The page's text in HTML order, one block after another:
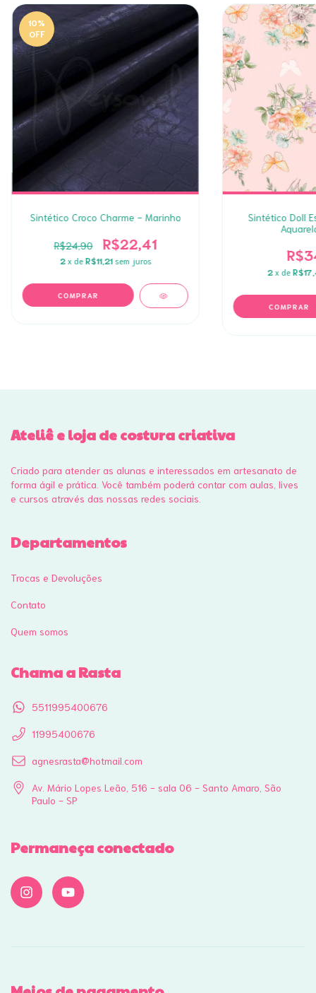
10%
OFF
Sintético Croco Charme - Marinho
R$24,90 R$22,41
2 x de R$11,21 sem juros
Sintético Doll
2 x de
Ateliê e loja de costura criativa
Criado para atender as alunas e interessados em artesanato de
forma ágil e prática. Você também poderá contar com aulas, lives
e cursos através das nossas redes sociais.
Departamentos
Trocas e Devoluções
Contato
Quem somos
Chama a Rasta
5511995400676
11995400676
agnesrasta@hotmail.com
Av. Mário Lopes Leão, 516 - sala 06 - Santo Amaro, São
Paulo - SP
Permaneça conectado